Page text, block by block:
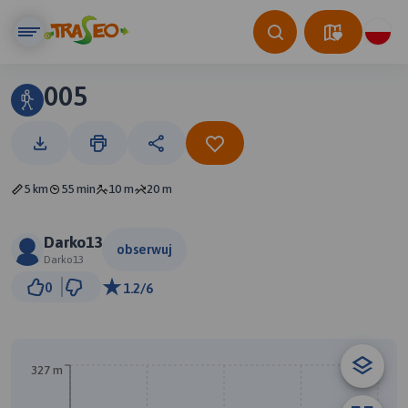
005
5 km 55 min 10 m 20 m
Darko13
Darko13
obserwuj
0 1.2/6
327 m